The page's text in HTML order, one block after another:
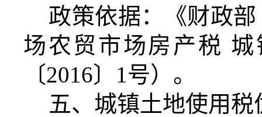
政策依据：《财政
场农贸市场房产税
〔2016〕1号）。
五、城镇土地使用税